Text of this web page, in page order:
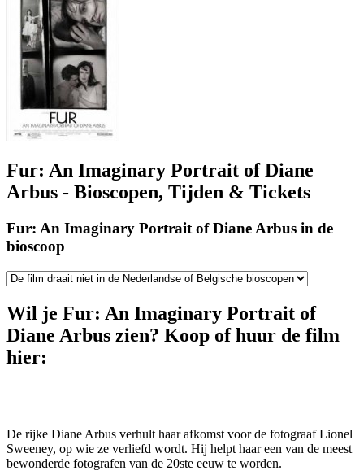
Fur: An Imaginary Portrait of Diane
Arbus - Bioscopen, Tijden & Tickets
Fur: An Imaginary Portrait of Diane Arbus in de
bioscoop
Wil je Fur: An Imaginary Portrait of
Diane Arbus zien? Koop of huur de film
hier:
De rijke Diane Arbus verhult haar afkomst voor de fotograaf Lionel
Sweeney, op wie ze verliefd wordt. Hij helpt haar een van de meest
bewonderde fotografen van de 20ste eeuw te worden.